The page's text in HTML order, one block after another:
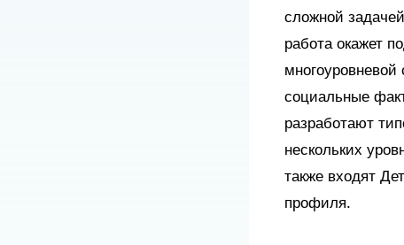
сложной
работа окажет
социальные
разработают
нескольких
также входят
профиля.